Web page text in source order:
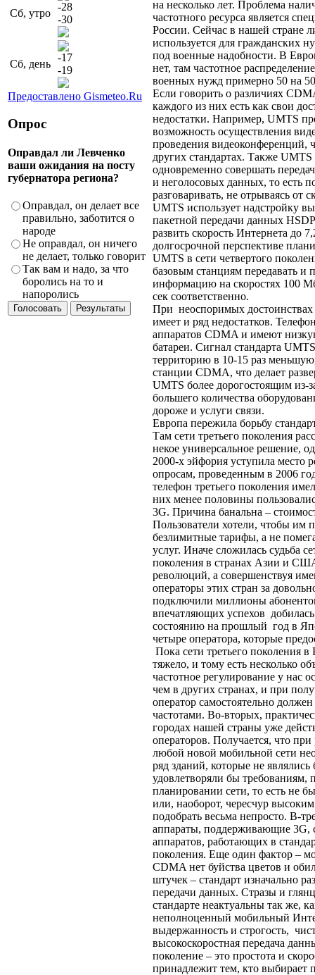
Сб, утро
-28
-30
Сб, день
-17
-19
Предоставлено Gismeteo.Ru
Опрос
Оправдал ли Левченко
ваши ожидания на посту
губернатора региона?
Оправдал, он делает все
правильно, заботится о
народе
Не оправдал, он ничего
не делает, только говорит
Так вам и надо, за что
боролись на то и
напоролись
на несколько лет. Проблема
частотного ресурса является
России. Сейчас в нашей стране
используется для гражданских
под военные надобности. В
нет, там частотное
военных нужд примерно 50 на
Если говорить о различиях
каждого из них есть как свои
недостатки. Например, UMTS
возможность осуществления
проведения видеоконференций,
других стандартах. Также UMTS
одновременно совершать
и неголосовых данных, то есть
разговаривать, не отрываясь от
UMTS использует надстройку
пакетной передачи данных
развить скорость Интернета до
долгосрочной перспективе
UMTS в сети четвертого
базовым станциям передавать и
информацию на скоростях 100
сек соответственно.
При неоспоримых достоинствах
имеет и ряд недостатков.
аппаратов CDMA и имеют
батареи. Сигнал стандарта
территорию в 10-15 раз
станции CDMA, что делает
UMTS более дорогостоящим из-
большего количества
дороже и услуги связи.
Европа пережила борьбу
Там сети третьего поколения
некое универсальное решение,
2000-х эйфория уступила место
опросам, проведенным в 2006
телефон третьего поколения
них менее половины
3G. Причина банальна –
Пользователи хотели, чтобы им
безлимитные тарифы, а не
услуг. Иначе сложилась судьба
поколения в странах Азии и
революций, а совершенствуя
операторы этих стран за
подключили миллионы
впечатляющих успехов
состоянию на прошлый год в
четыре оператора, которые
Пока сети третьего поколения
тяжело, и тому есть несколько
частотное регулирование у нас
чем в других странах, и при
оператор самостоятельно
частотами. Во-вторых,
городах нашей страны уже
операторов. Получается, что при
любой новой мобильной сети
ряд зданий, которые не
удовлетворяли бы требованиям,
планировании сети, то есть не
или, наоборот, чересчур
подобрать весьма непросто. В-
аппараты, поддерживающие 3G,
аппаратов, работающих в
поколения. Еще один фактор –
CDMA нет буйства цветов и
штучек – стандарт изначально
передачи данных. Стразы и
стандарте неактуальны так же,
неполноценный мобильный
выдержанность и строгость,
высокоскоростная передача
поколение – это простота и
принадлежит тем, кто выбирает